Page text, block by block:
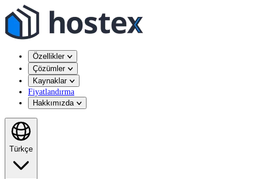
Özellikler
Çözümler
Kaynaklar
Fiyatlandırma
Hakkımızda
Türkçe